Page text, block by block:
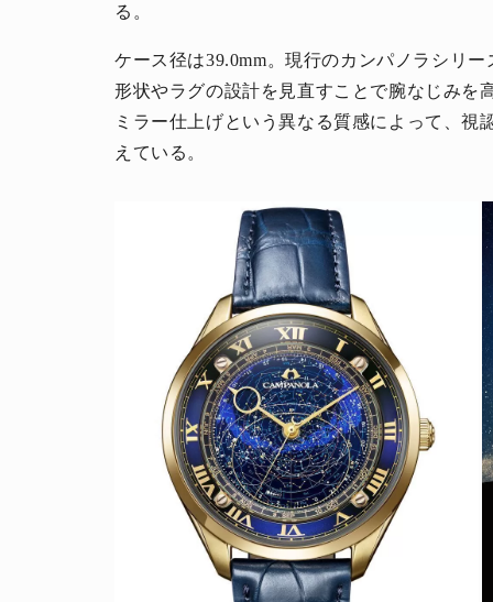
人生と暮らしを豊かに楽しむ上質な体験。
る。
ケース径は39.0mm。現行のカンパノラシリ
形状やラグの設計を見直すことで腕なじみを
ミラー仕上げという異なる質感によって、視
えている。